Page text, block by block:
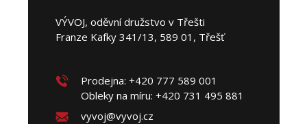
VÝVOJ, oděvní družstvo v Třešti
Franze Kafky 341/13, 589 01, Třešť
Prodejna: +420 777 589 001
Obleky na míru: +420 731 495 881
vyvoj@vyvoj.cz